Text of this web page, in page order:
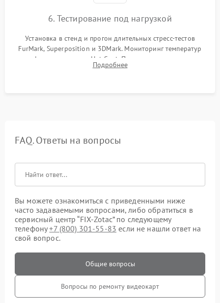
6. Тестирование под нагрузкой
Установка в стенд и прогон длительных стресс-тестов
FurMark, Superposition и 3DMark. Мониторинг температур
графического чипа и Hot Spot. Проверка на отсутствие
артефактов изображения, вылетов драйвера и зависаний.
Подробнее
FAQ. Ответы на вопросы
Вы можете ознакомиться с приведенными ниже
часто задаваемыми вопросами, либо обратиться в
сервисный центр “FIX-Zotac” по следующему
телефону+7 (800) 301-55-83 если не нашли ответ на
свой вопрос.
Общие вопросы
Вопросы по ремонту видеокарт